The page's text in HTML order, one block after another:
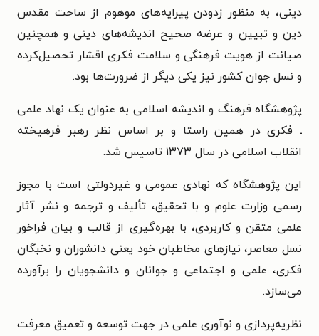
دینی، به منظور زدودن پیرایه‌های موهوم از ساحت مقدس
دین و تبیین و عرضه‌ صحیح اندیشه‌های دینی و همچنین
صیانت از هویت فرهنگی و سلامت فکری اقشار تحصیل‌کرده
و نسل جوان کشور نیز یکی دیگر از ضرورت‌ها بود.
پژوهشگاه فرهنگ و اندیشه‌ اسلامی به عنوان یک نهاد علمی
ـ فکری در همین راستا و بر اساس نظر رهبر فرهیخته‌
انقلاب اسلامی در سال ۱۳۷۳ تاسیس شد.
این پژوهشگاه که نهادی عمومی و غیردولتی است با مجوز
رسمی وزارت علوم و با تحقیق، تألیف و ترجمه و نشر آثار
علمی متقن و کاربردی، با بهره‌گیری از قالب و بیان فراخور
نسل معاصر، نیازهای مخاطبان خود یعنی دانشوران و نخبگان
فکری، علمی و اجتماعی و جوانان و دانشجویان را برآورده
می‌سازد.
نظریه‌پردازی و نوآوری علمی در جهت توسعه و تعمیق معرفت